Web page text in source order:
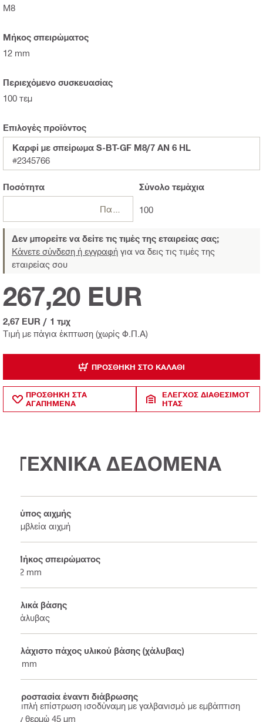
Μ8
Μήκος σπειρώματος
12 mm
Περιεχόμενο συσκευασίας
100 τεμ
Επιλογές προϊόντος
Καρφί με σπείρωμα S-BT-GF M8/7 AN 6 HL
#2345766
Ποσότητα Σύνολο τεμάχια
100
Δεν μπορείτε να δείτε τις τιμές της εταιρείας σας;
Κάνετε σύνδεση ή εγγραφή για να δεις τις τιμές της
εταιρείας σου
Τιμή με πάγια έκπτωση (χωρίς Φ.Π.Α)
267,20 EUR
2,67 EUR / 1 τμχ
ΠΡΟΣΘΉΚΗ ΣΤΟ ΚΑΛΆΘΙ
ΠΡΟΣΘΗΚΗ ΣΤΑ
ΑΓΑΠΗΜΕΝΑ
ΈΛΕΓΧΟΣ ΔΙΑΘΕΣΙΜΌΤ
ΗΤΑΣ
ΤΕΧΝΙΚΑ ΔΕΔΟΜΕΝΑ
Τύπος αιχμής
Αμβλεία αιχμή
Μήκος σπειρώματος
12 mm
Υλικά βάσης
Χάλυβας
Ελάχιστο πάχος υλικού βάσης (χάλυβας)
6 mm
Προστασία έναντι διάβρωσης
Διπλή επίστρωση ισοδύναμη με γαλβανισμό με εμβάπτιση
εν θερμώ 45 μm